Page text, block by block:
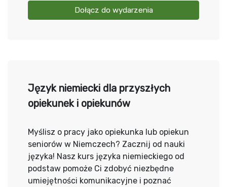
Dołącz do wydarzenia
Język niemiecki dla przyszłych
opiekunek i opiekunów
Myślisz o pracy jako opiekunka lub opiekun
seniorów w Niemczech? Zacznij od nauki
języka! Nasz kurs języka niemieckiego od
podstaw pomoże Ci zdobyć niezbędne
umiejętności komunikacyjne i poznać